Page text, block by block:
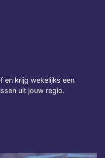
en krijg wekelijks een
uit jouw regio.